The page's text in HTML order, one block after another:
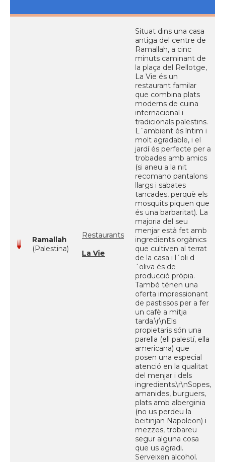
Ramallah
(Palestina)
Restaurants
La Vie
Situat dins una casa
antiga del centre de
Ramallah, a cinc
minuts caminant de
la plaça del Rellotge,
La Vie és un
restaurant familar
que combina plats
moderns de cuina
internacional i
tradicionals palestins.
L´ambient és íntim i
molt agradable, i el
jardí és perfecte per a
trobades amb amics
(si aneu a la nit
recomano pantalons
llargs i sabates
tancades, perquè els
mosquits piquen que
és una barbaritat). La
majoria del seu
menjar està fet amb
ingredients orgànics
que cultiven al terrat
de la casa i l´oli d
´oliva és de
producció pròpia.
També ténen una
oferta impressionant
de pastissos per a fer
un cafè a mitja
tarda.\r\nEls
propietaris són una
parella (ell palestí, ella
americana) que
posen una especial
atenció en la qualitat
del menjar i dels
ingredients.\r\nSopes,
amanides, burguers,
plats amb alberginia
(no us perdeu la
beitinjan Napoleon) i
mezzes, trobareu
segur alguna cosa
que us agradi.
Serveixen alcohol.